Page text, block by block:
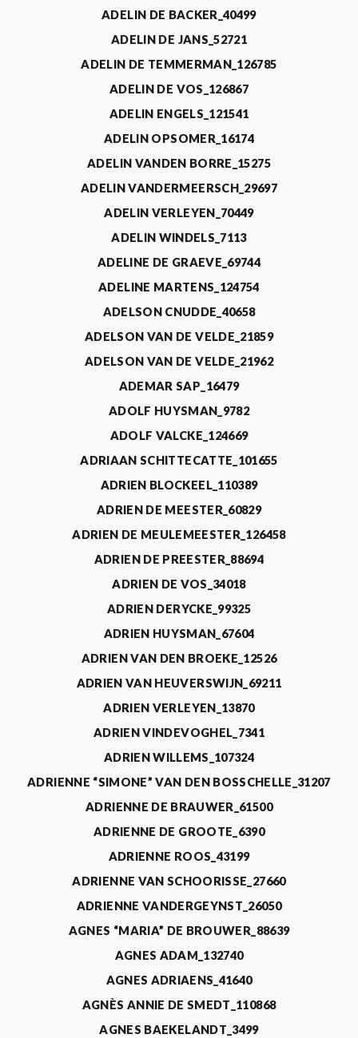
ADELIN DE BACKER_40499
ADELIN DE JANS_52721
ADELIN DE TEMMERMAN_126785
ADELIN DE VOS_126867
ADELIN ENGELS_121541
ADELIN OPSOMER_16174
ADELIN VANDEN BORRE_15275
ADELIN VANDERMEERSCH_29697
ADELIN VERLEYEN_70449
ADELIN WINDELS_7113
ADELINE DE GRAEVE_69744
ADELINE MARTENS_124754
ADELSON CNUDDE_40658
ADELSON VAN DE VELDE_21859
ADELSON VAN DE VELDE_21962
ADEMAR SAP_16479
ADOLF HUYSMAN_9782
ADOLF VALCKE_124669
ADRIAAN SCHITTECATTE_101655
ADRIEN BLOCKEEL_110389
ADRIEN DE MEESTER_60829
ADRIEN DE MEULEMEESTER_126458
ADRIEN DE PREESTER_88694
ADRIEN DE VOS_34018
ADRIEN DERYCKE_99325
ADRIEN HUYSMAN_67604
ADRIEN VAN DEN BROEKE_12526
ADRIEN VAN HEUVERSWIJN_69211
ADRIEN VERLEYEN_13870
ADRIEN VINDEVOGHEL_7341
ADRIEN WILLEMS_107324
ADRIENNE “SIMONE” VAN DEN BOSSCHELLE_31207
ADRIENNE DE BRAUWER_61500
ADRIENNE DE GROOTE_6390
ADRIENNE ROOS_43199
ADRIENNE VAN SCHOORISSE_27660
ADRIENNE VANDERGEYNST_26050
AGNES “MARIA” DE BROUWER_88639
AGNES ADAM_132740
AGNES ADRIAENS_41640
AGNÈS ANNIE DE SMEDT_110868
AGNES BAEKELANDT_3499